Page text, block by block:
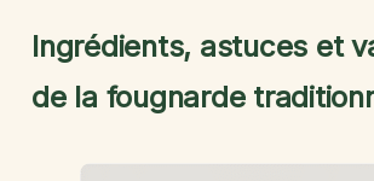
Ingrédients, astuces et
de la fougnarde